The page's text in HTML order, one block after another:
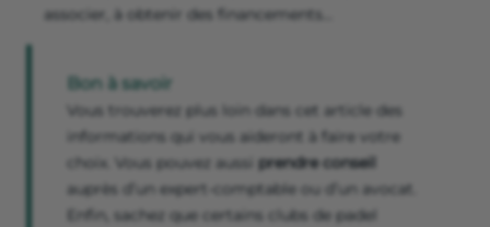
associer, à obtenir des financements…
Bon à savoir
Vous trouverez plus loin dans cet article des
informations qui vous aideront à faire votre
choix. Vous pouvez aussi prendre conseil
auprès d’un expert-comptable ou d’un avocat.
Enfin, sachez que certains clubs de padel